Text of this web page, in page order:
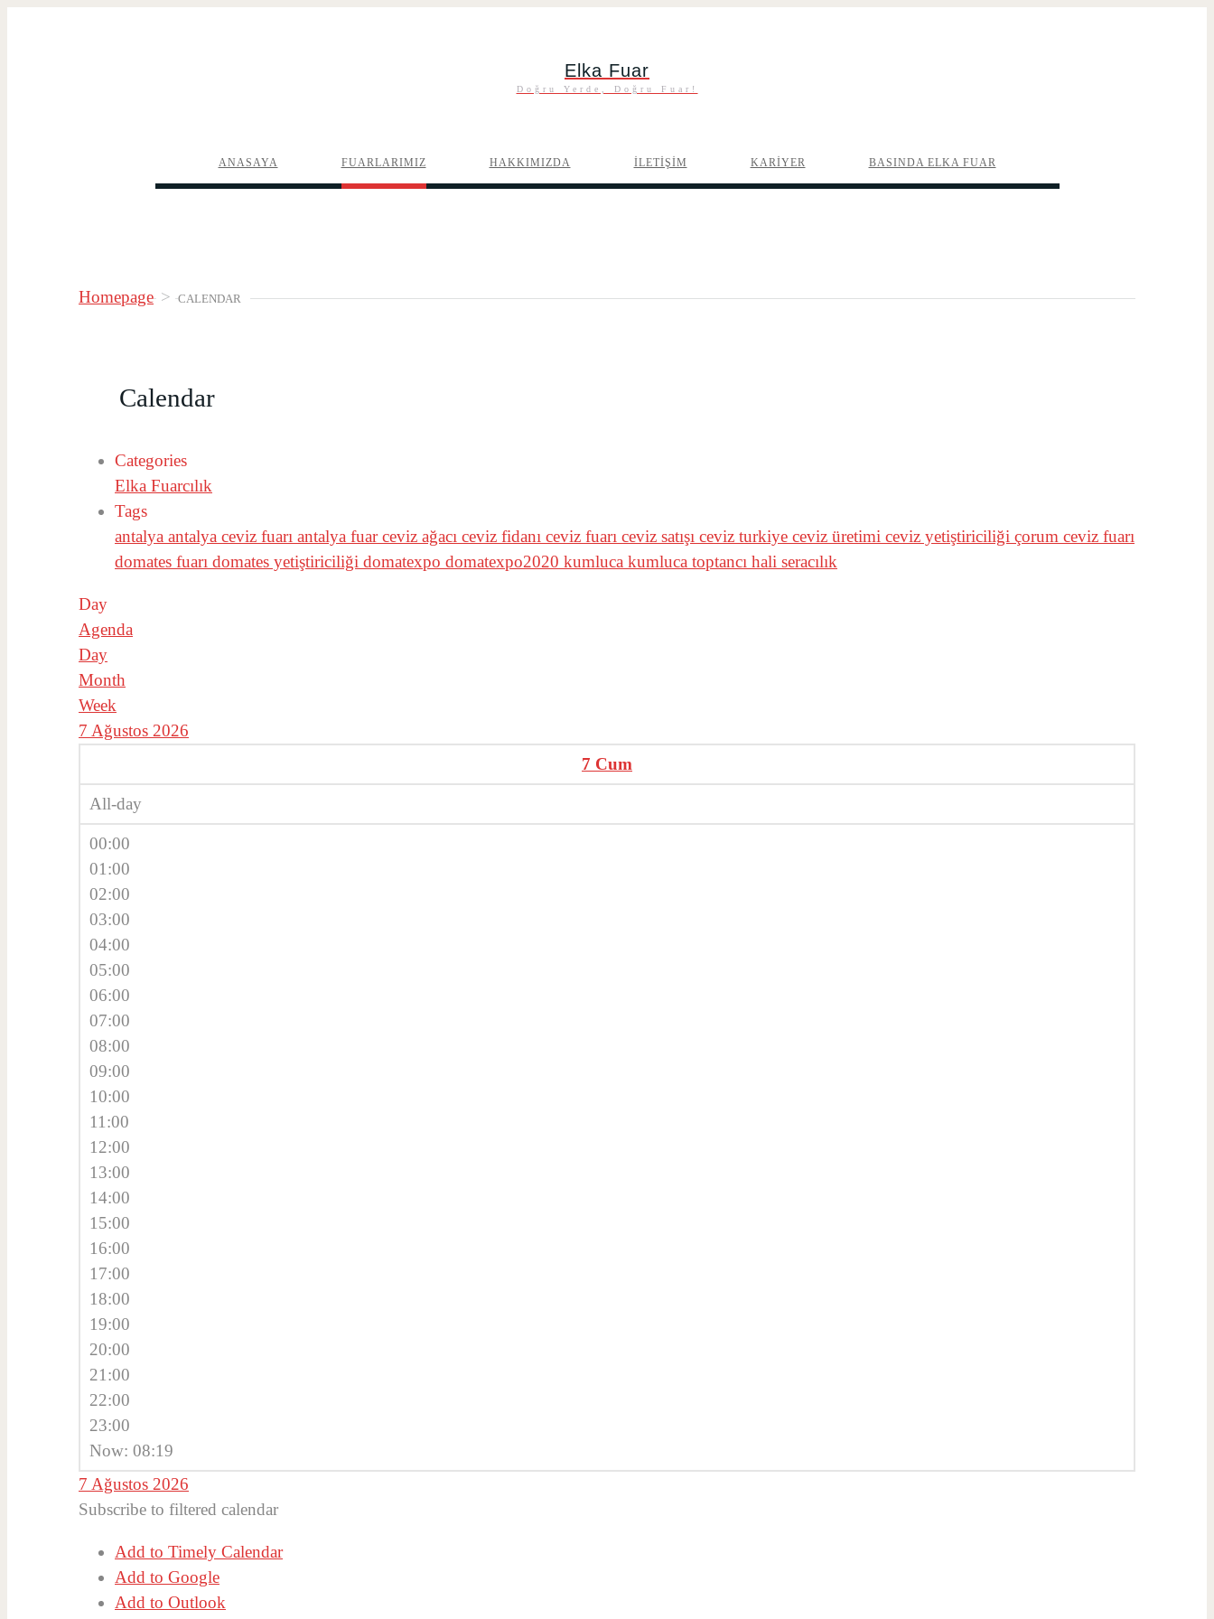
Elka Fuar
Doğru Yerde, Doğru Fuar!
ANASAYA FUARLARIMIZ HAKKIMIZDA İLETİŞİM KARİYER BASINDA ELKA FUAR
Homepage > CALENDAR
Calendar
Categories
Elka Fuarcılık
Tags
antalya antalya ceviz fuarı antalya fuarceviz ağacı ceviz fidanı ceviz fuarı ceviz satışı ceviz turkiye ceviz üretimi ceviz yetiştiriciliği çorum ceviz fuarı
domates fuarı domates yetiştiriciliği domatexpo domatexpo2020 kumluca kumluca toptancı hali seracılık
Day
Agenda
Day
Month
Week
7 Ağustos 2026
7 Cum
All-day
00:00
01:00
02:00
03:00
04:00
05:00
06:00
07:00
08:00
09:00
10:00
11:00
12:00
13:00
14:00
15:00
16:00
17:00
18:00
19:00
20:00
21:00
22:00
23:00
Now: 08:19
7 Ağustos 2026
Subscribe to filtered calendar
Add to Timely Calendar
Add to Google
Add to Outlook